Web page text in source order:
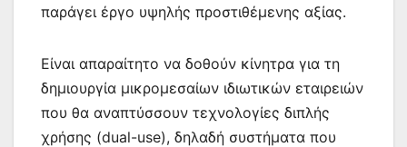
παράγει έργο υψηλής προστιθέμενης αξίας.
Είναι απαραίτητο να δοθούν κίνητρα για τη
δημιουργία μικρομεσαίων ιδιωτικών εταιρειών
που θα αναπτύσσουν τεχνολογίες διπλής
χρήσης (dual-use), δηλαδή συστήματα που